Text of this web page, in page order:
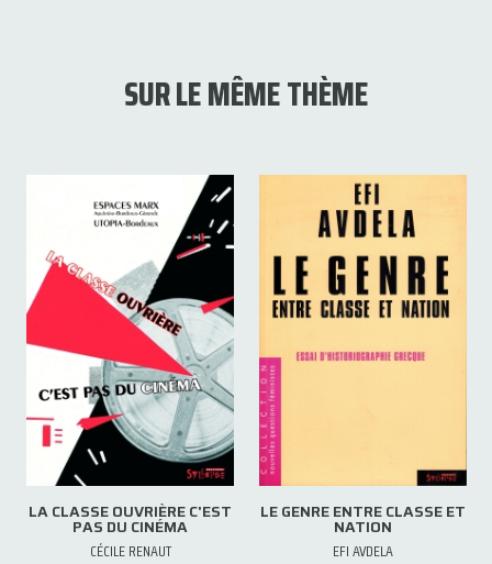
SUR LE MÊME THÈME
LA CLASSE OUVRIÈRE C'EST
PAS DU CINÉMA
CÉCILE RENAUT
LE GENRE ENTRE CLASSE ET
NATION
EFI AVDELA